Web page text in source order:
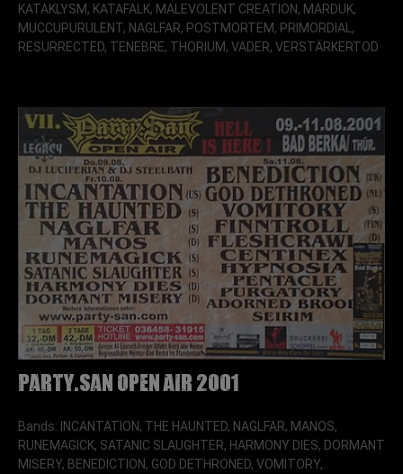
KATAKLYSM, KATAFALK, MALEVOLENT CREATION, MARDUK,
MUCCUPURULENT, NAGLFAR, POSTMORTEM, PRIMORDIAL,
RESURRECTED, TENEBRE, THORIUM, VADER, VERSTÄRKERTOD
Party.San Open Air 2001
Bands: INCANTATION, THE HAUNTED, NAGLFAR, MANOS,
RUNEMAGICK, SATANIC SLAUGHTER, HARMONY DIES, DORMANT
MISERY, BENEDICTION, GOD DETHRONED, VOMITORY,